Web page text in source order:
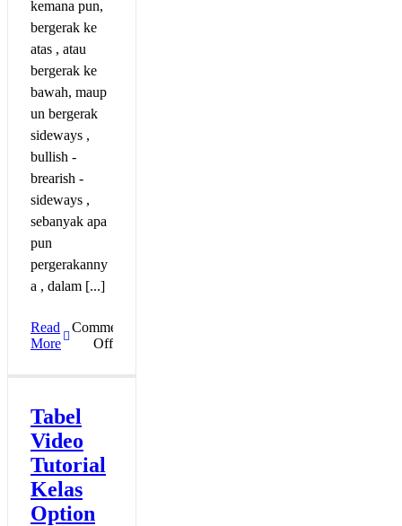
kemana pun,
bergerak ke
atas , atau
bergerak ke
bawah, maup
un bergerak
sideways ,
bullish -
brearish -
sideways ,
sebanyak apa
pun
pergerakanny
a , dalam [...]
Read
More
Comments
Offon
Tabel
Video
Tutorial
Kelas
Option